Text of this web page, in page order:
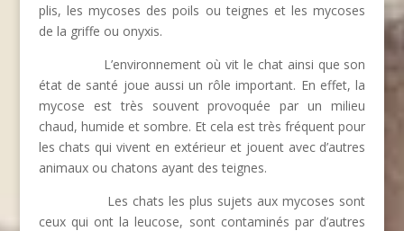
plis, les mycoses des poils ou teignes et les mycoses
de la griffe ou onyxis.
L’environnement où vit le chat ainsi que son
état de santé joue aussi un rôle important. En effet, la
mycose est très souvent provoquée par un milieu
chaud, humide et sombre. Et cela est très fréquent pour
les chats qui vivent en extérieur et jouent avec d’autres
animaux ou chatons ayant des teignes.
Les chats les plus sujets aux mycoses sont
ceux qui ont la leucose, sont contaminés par d’autres